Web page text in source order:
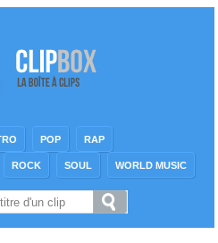
POP RAP
ROCK SOUL WORLD MUSIC